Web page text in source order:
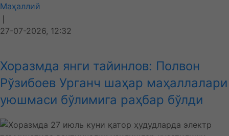
Маҳаллий
❘
27-07-2026, 12:32
Хоразмда янги тайинлов: Полвон
Рўзибоев Урганч шаҳар маҳаллалари
уюшмаси бўлимига раҳбар бўлди